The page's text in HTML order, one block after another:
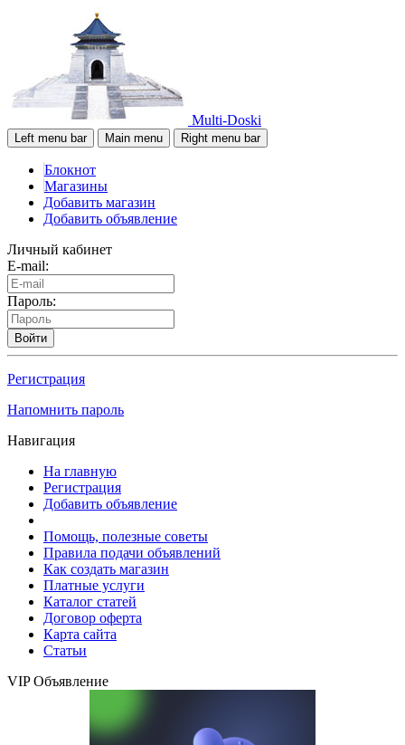
Multi-Doski
Left menu bar Main menu Right menu bar
Блокнот
Магазины
Добавить магазин
Добавить объявление
Личный кабинет
E-mail:
Пароль:
Войти
Регистрация
Напомнить пароль
Навигация
На главную
Регистрация
Добавить объявление
Помощь, полезные советы
Правила подачи объявлений
Как создать магазин
Платные услуги
Каталог статей
Договор оферта
Карта сайта
Статьи
VIP Объявление